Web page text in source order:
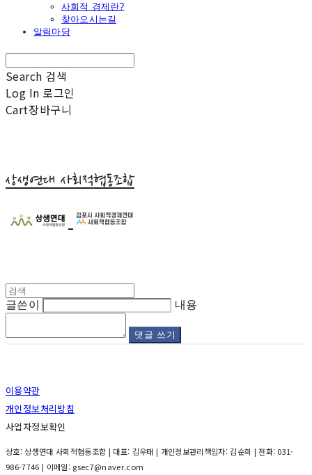
사회적 경제란?
찾아오시는길
알림마당
Search 검색
Log In 로그인
Cart장바구니
상생연대 사회적협동조합
글쓴이 내용
댓글 쓰기
이용약관
개인정보처리방침
사업자정보확인
상호: 상생연대 사회적협동조합 | 대표: 김우태 | 개인정보관리책임자: 김순희 | 전화: 031-
986-7746 | 이메일: gsec7@naver.com